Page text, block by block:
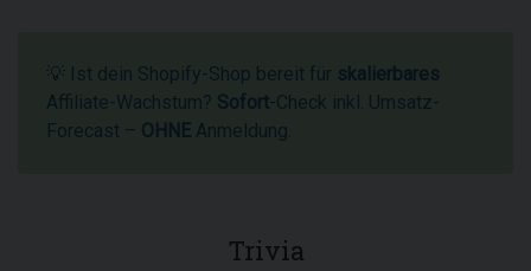
💡 Ist dein Shopify-Shop bereit für skalierbares
Affiliate-Wachstum? Sofort-Check inkl. Umsatz-
Forecast – OHNE Anmeldung.
Trivia